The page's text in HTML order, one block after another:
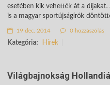
esetében kik vehették át a
is a magyar sportújságírók
19 dec. 2014 0 hozzászólás
Kategória: Hírek
Világbajnokság